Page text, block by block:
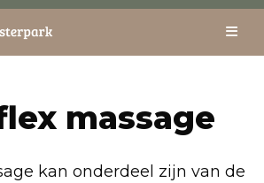
massage
kan onderdeel zijn van de